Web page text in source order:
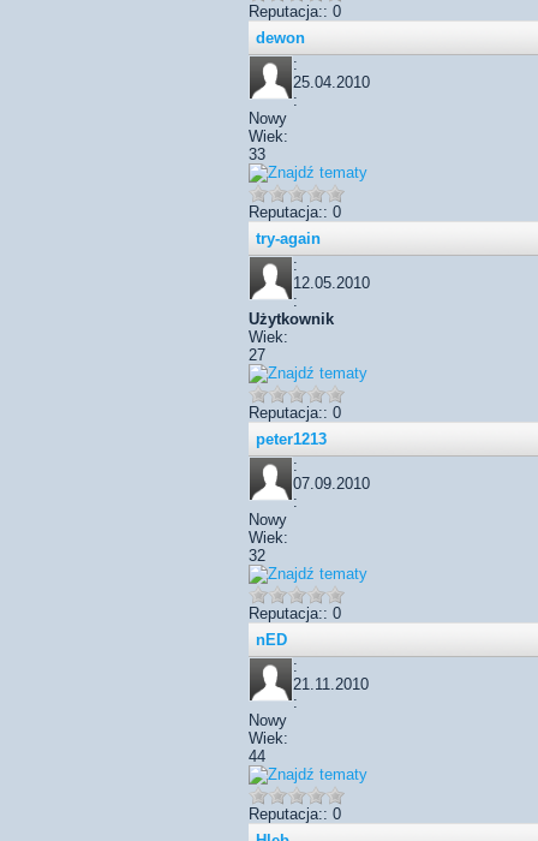
Reputacja:: 0
dewon
:
25.04.2010
:
Nowy
Wiek:
33
Reputacja:: 0
try-again
:
12.05.2010
:
Użytkownik
Wiek:
27
Reputacja:: 0
peter1213
:
07.09.2010
:
Nowy
Wiek:
32
Reputacja:: 0
nED
:
21.11.2010
:
Nowy
Wiek:
44
Reputacja:: 0